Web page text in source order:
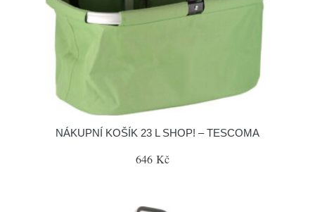
NÁKUPNÍ KOŠÍK 23 L SHOP! – TESCOMA
646 Kč